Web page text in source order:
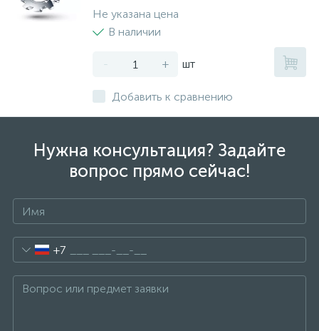
Не указана цена
В наличии
- + шт
Добавить к сравнению
Нужна консультация? Задайте
вопрос прямо сейчас!
+7